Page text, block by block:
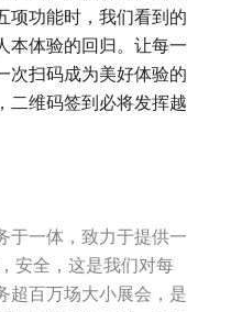
项功能时，我们看到的
本体验的回归。让每一
次扫码成为美好体验的
二维码签到必将发挥越
于一体，致力于提供一
安全，这是我们对每
超百万场大小展会，是